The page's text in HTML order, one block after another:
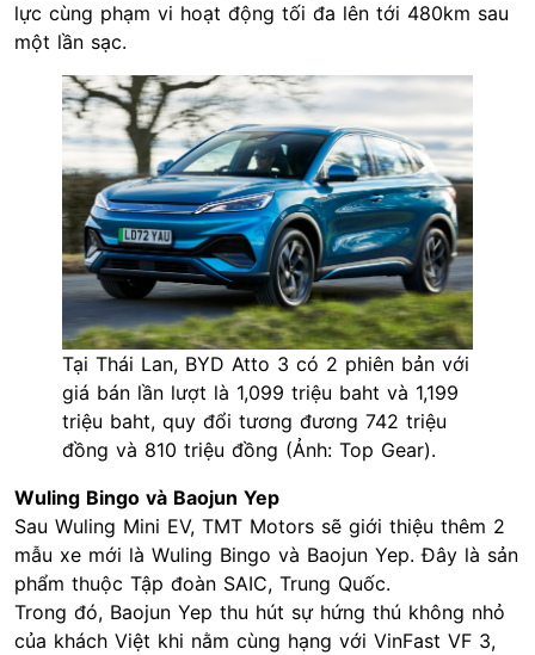
lực cùng phạm vi hoạt động tối đa lên tới 480km sau
một lần sạc.
Tại Thái Lan, BYD Atto 3 có 2 phiên bản với
giá bán lần lượt là 1,099 triệu baht và 1,199
triệu baht, quy đổi tương đương 742 triệu
đồng và 810 triệu đồng (Ảnh: Top Gear).
Wuling Bingo và Baojun Yep
Sau Wuling Mini EV, TMT Motors sẽ giới thiệu thêm 2
mẫu xe mới là Wuling Bingo và Baojun Yep. Đây là sản
phẩm thuộc Tập đoàn SAIC, Trung Quốc.
Trong đó, Baojun Yep thu hút sự hứng thú không nhỏ
của khách Việt khi nằm cùng hạng với VinFast VF 3,